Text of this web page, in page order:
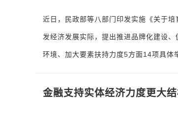
近日，民政部等八部门印发实施《关于
发经济发展实际，提出推进品牌化建设
环境、加大要素扶持力度5方面14项具体
金融支持实体经济力度更大